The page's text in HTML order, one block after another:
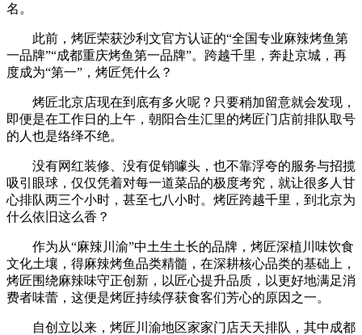
名。
此前，烤匠荣获沙利文官方认证的“全国专业麻辣烤鱼第
一品牌”“成都重庆烤鱼第一品牌”。跨越千里，奔赴京城，再
度成为“第一”，烤匠凭什么？
烤匠北京店现在到底有多火呢？只要稍加留意就会发现，
即便是在工作日的上午，朝阳合生汇里的烤匠门店前排队取号
的人也是络绎不绝。
没有网红装修、没有促销噱头，也不靠浮夸的服务与招揽
吸引眼球，仅仅凭着对每一道菜品的极度考究，就让很多人甘
心排队两三个小时，甚至七八小时。烤匠跨越千里，到北京为
什么依旧这么香？
作为从“麻辣川渝”中土生土长的品牌，烤匠深植川味饮食
文化土壤，得麻辣烤鱼品类精髓，在深耕核心品类的基础上，
烤匠围绕麻辣味守正创新，以匠心提升品质，以更好地满足消
费者味蕾，这便是烤匠持续俘获食客们芳心的原因之一。
自创立以来，烤匠川渝地区家家门店天天排队，其中成都